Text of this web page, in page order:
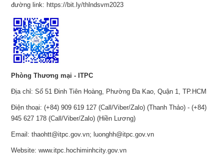
đường link: https://bit.ly/thlndsvm2023
Phòng Thương mại - ITPC
Địa chỉ: Số 51 Đinh Tiên Hoàng, Phường Đa Kao, Quận 1, TP.HCM
Điện thoại: (+84) 909 619 127 (Call/Viber/Zalo) (Thanh Thảo) - (+84)
945 627 178 (Call/Viber/Zalo) (Hiền Lương)
Email: thaohtt@itpc.gov.vn; luonghh@itpc.gov.vn
Website: www.itpc.hochiminhcity.gov.vn